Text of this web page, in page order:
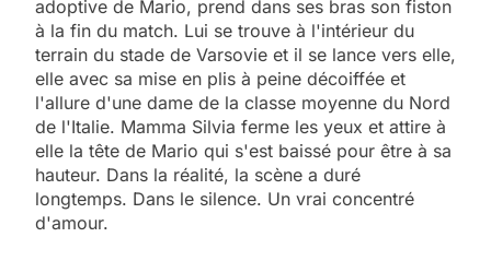
adoptive de Mario, prend dans ses bras son fiston
à la fin du match. Lui se trouve à l'intérieur du
terrain du stade de Varsovie et il se lance vers elle,
elle avec sa mise en plis à peine décoiffée et
l'allure d'une dame de la classe moyenne du Nord
de l'Italie. Mamma Silvia ferme les yeux et attire à
elle la tête de Mario qui s'est baissé pour être à sa
hauteur. Dans la réalité, la scène a duré
longtemps. Dans le silence. Un vrai concentré
d'amour.